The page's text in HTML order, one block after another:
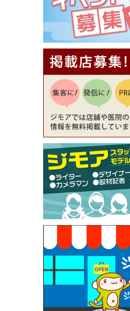
[有効期限]2026年9月30日
【ジモア読者特典2
理5品+2時間飲み放
ore（ピアクオーレ
[有効期限]2026年9月30日
【ジモア読者特典1
降（創作イタリアン
[有効期限]2026年9月30日
【ジモア限定②】初
00円⇒1,100円（メ
ckle（ミックル））
[有効期限]2026年9月30日
【ジモア限定特典①
50円（Premiere（
[有効期限]2026年9月30日
焼き餃子 一皿サー
早稲田店）
[有効期限]2026年9月30日